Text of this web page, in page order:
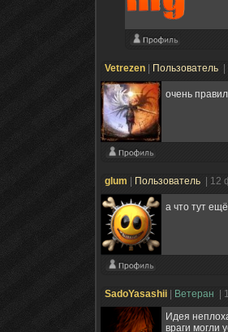
Vetrezen Пользователь
очень
glum Пользователь | 12
а что тут
SadoYasashii Ветеран
|
Идея
враги могли